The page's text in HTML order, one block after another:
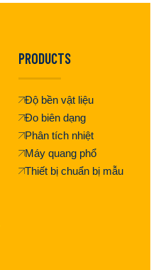
PRODUCTS
Độ bền vật liệu
Đo biên dạng
Phân tích nhiệt
Máy quang phổ
Thiết bị chuẩn bị mẫu